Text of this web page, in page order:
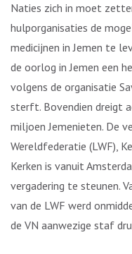
Naties zich in moet
hulporganisaties de
medicijnen in Jemen te
de oorlog in Jemen een
volgens de organisatie
sterft. Bovendien dreigt
miljoen Jemenieten. De
Wereldfederatie (LWF),
Kerken is vanuit
vergadering te steunen.
van de LWF werd
de VN aanwezige staf